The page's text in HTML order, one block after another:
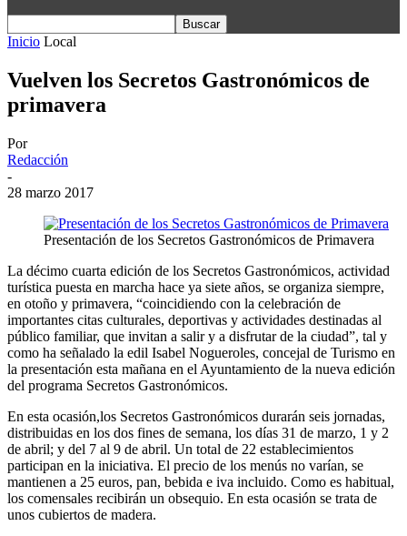
Inicio Local
Vuelven los Secretos Gastronómicos de
primavera
Por
Redacción
-
28 marzo 2017
Presentación de los Secretos Gastronómicos de Primavera
La décimo cuarta edición de los Secretos Gastronómicos, actividad
turística puesta en marcha hace ya siete años, se organiza siempre,
en otoño y primavera, “coincidiendo con la celebración de
importantes citas culturales, deportivas y actividades destinadas al
público familiar, que invitan a salir y a disfrutar de la ciudad”, tal y
como ha señalado la edil Isabel Nogueroles, concejal de Turismo en
la presentación esta mañana en el Ayuntamiento de la nueva edición
del programa Secretos Gastronómicos.
En esta ocasión,los Secretos Gastronómicos durarán seis jornadas,
distribuidas en los dos fines de semana, los días 31 de marzo, 1 y 2
de abril; y del 7 al 9 de abril. Un total de 22 establecimientos
participan en la iniciativa. El precio de los menús no varían, se
mantienen a 25 euros, pan, bebida e iva incluido. Como es habitual,
los comensales recibirán un obsequio. En esta ocasión se trata de
unos cubiertos de madera.